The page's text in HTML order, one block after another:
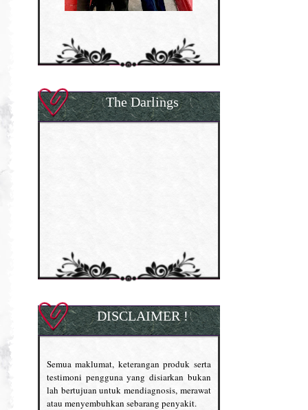
The Darlings
DISCLAIMER !
Semua maklumat, keterangan produk serta
testimoni pengguna yang disiarkan bukan
lah bertujuan untuk mendiagnosis, merawat
atau menyembuhkan sebarang penyakit.